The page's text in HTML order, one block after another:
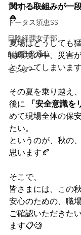
アクトツール
トータス須恵SS
日陰経理女子部
配送営業通信
センター
関する取組みが一
⛑️
夏場はどうしても
働環境の中、災害
となってしまいます
その夏を乗り越え
後に
「安全意識を
めて現場全体の保
たい。
というのが、秋の
思います🍂
そこで、
皆さまには、この
安心のための、職
ご確認いただきた
ます📋🧐